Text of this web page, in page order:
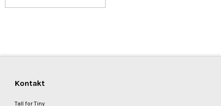
Kontakt
Tall for Tiny